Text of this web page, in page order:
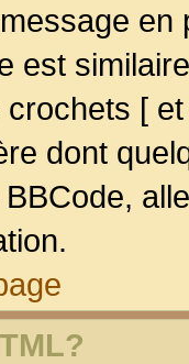
est
[
dont